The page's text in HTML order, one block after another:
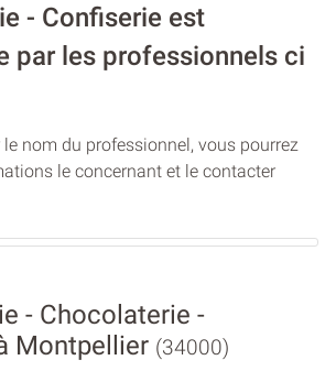
- Confiserie est
par les professionnels ci
nom du professionnel, vous pourrez
le concernant et le contacter
- Chocolaterie -
Montpellier (34000)